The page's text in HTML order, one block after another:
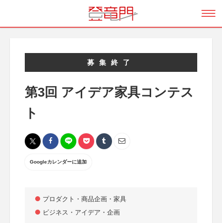
募集終了
第3回 アイデア家具コンテス
ト
Googleカレンダーに追加
プロダクト・商品企画・家具
ビジネス・アイデア・企画